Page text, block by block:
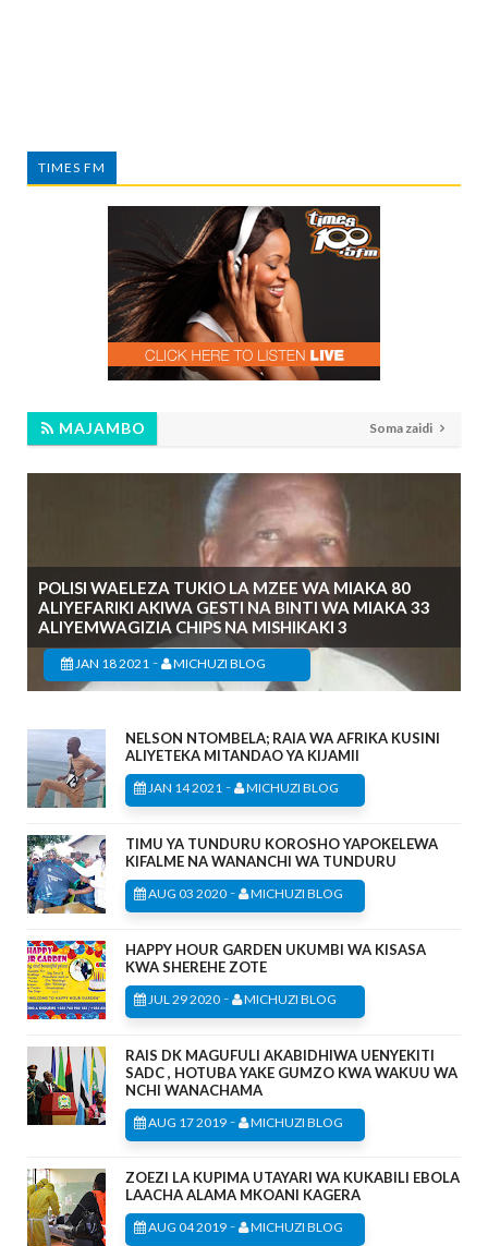
TIMES FM
MAJAMBO Soma zaidi
POLISI WAELEZA TUKIO LA MZEE WA MIAKA 80
ALIYEFARIKI AKIWA GESTI NA BINTI WA MIAKA 33
ALIYEMWAGIZIA CHIPS NA MISHIKAKI 3
JAN 18 2021 - MICHUZI BLOG
NELSON NTOMBELA; RAIA WA AFRIKA KUSINI
ALIYETEKA MITANDAO YA KIJAMII
JAN 14 2021 - MICHUZI BLOG
TIMU YA TUNDURU KOROSHO YAPOKELEWA
KIFALME NA WANANCHI WA TUNDURU
AUG 03 2020 - MICHUZI BLOG
HAPPY HOUR GARDEN UKUMBI WA KISASA
KWA SHEREHE ZOTE
JUL 29 2020 - MICHUZI BLOG
RAIS DK MAGUFULI AKABIDHIWA UENYEKITI
SADC , HOTUBA YAKE GUMZO KWA WAKUU WA
NCHI WANACHAMA
AUG 17 2019 - MICHUZI BLOG
ZOEZI LA KUPIMA UTAYARI WA KUKABILI EBOLA
LAACHA ALAMA MKOANI KAGERA
AUG 04 2019 - MICHUZI BLOG